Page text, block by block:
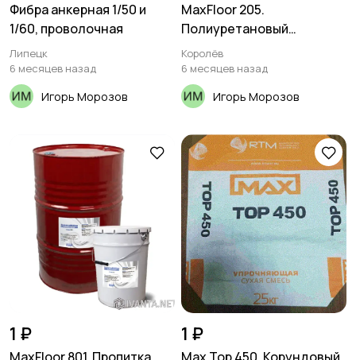
Фибра анкерная 1/50 и
1/60, проволочная
Липецк
6 месяцев назад
Игорь Морозов
MaxFloor 205.
Полиуретановый
компаунд
Королёв
6 месяцев назад
Игорь Морозов
1 ₽ 1 ₽